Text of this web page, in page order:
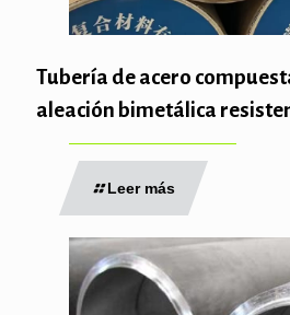
Tubería de acero
aleación bimetálica
Leer más